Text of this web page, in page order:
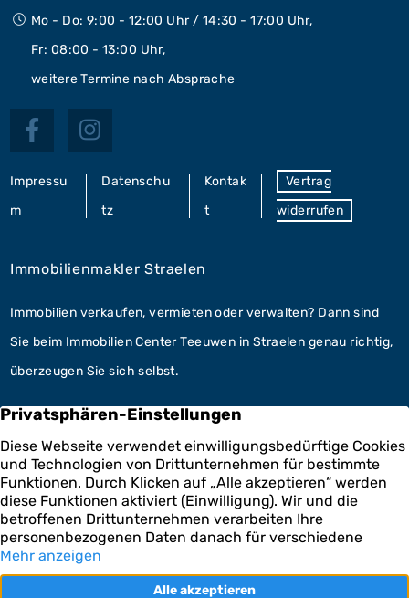
Mo - Do: 9:00 - 12:00 Uhr / 14:30 - 17:00 Uhr,
Fr: 08:00 - 13:00 Uhr,
weitere Termine nach Absprache
Impressu
m
Datenschu
tz
Kontak
t
Vertrag
widerrufen
Immobilienmakler Straelen
Immobilien verkaufen, vermieten oder verwalten? Dann sind
Sie beim Immobilien Center Teeuwen in Straelen genau richtig,
überzeugen Sie sich selbst.
Unsere Leistungen
Hausverwaltung Straelen
Im Bereich der Hausverwaltung kooperieren wir mit der
Teeuwen Hausverwaltungs GmbH. Fachkundig für Ihre
Immobilien.